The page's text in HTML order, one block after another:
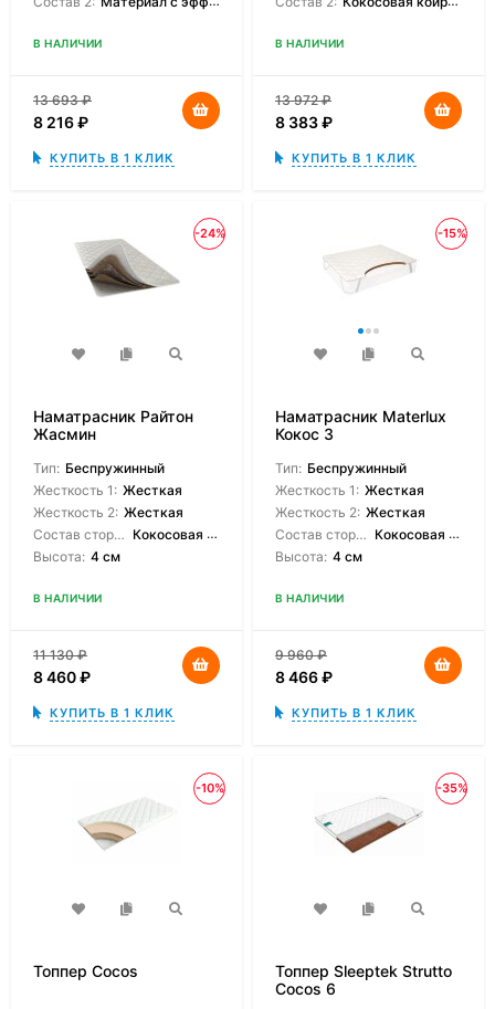
В НАЛИЧИИ
13 693₽
8 216₽
КУПИТЬ В 1 КЛИК
В НАЛИЧИИ
13 972₽
8 383₽
КУПИТЬ В 1 КЛИК
-24%
Наматрасник Райтон
Жасмин
Тип: Беспружинный
Жесткость 1: Жесткая
Жесткость 2: Жесткая
Состав сторон: Кокосовая койра, БиКокосовая койра
Высота: 4 см
В НАЛИЧИИ
11 130₽
8 460₽
КУПИТЬ В 1 КЛИК
-15%
Наматрасник Materlux
Кокос 3
Тип: Беспружинный
Жесткость 1: Жесткая
Жесткость 2: Жесткая
Состав сторон: Кокосовая койра
Высота: 4 см
В НАЛИЧИИ
9 960₽
8 466₽
КУПИТЬ В 1 КЛИК
-10%
Топпер Cocos
-35%
Топпер Sleeptek Strutto
Cocos 6